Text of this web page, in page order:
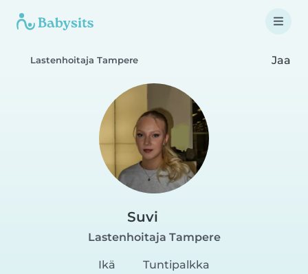
Lastenhoitaja Tampere Jaa
Suvi
Lastenhoitaja Tampere
Ikä
Tuntipalkka